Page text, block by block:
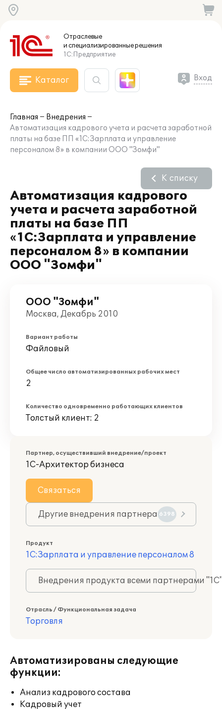
Отраслевые
и специализированныерешения
1С:Предприятие
Каталог Вход
Главная
Внедрения
Автоматизация кадрового учета и расчета заработной
платы на базе ПП «1С:Зарплата и управление
персоналом 8» в компании ООО "Зомфи"
Автоматизация кадрового
учета и расчета заработной
платы на базе ПП
«1С:Зарплата и управление
персоналом 8» в компании
ООО "Зомфи"
К списку
ООО "Зомфи"
Москва, Декабрь 2010
Вариант работы
Файловый
Общее число автоматизированных рабочих мест
2
Количество одновременно работающих клиентов
Толстый клиент: 2
Партнер, осуществивший внедрение/проект
1С-Архитектор бизнеса
Связаться
Другие внедрения партнера 6398
Продукт
1С:Зарплата и управление персоналом 8
Внедрения продукта всеми партнерами
Отрасль / Функциональная задача
Торговля
Автоматизированы следующие
функции:
Анализ кадрового состава
Кадровый учет